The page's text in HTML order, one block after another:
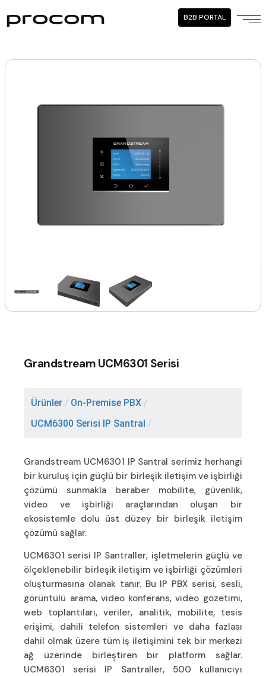
B2B.PORTAL
Grandstream UCM6301 Serisi
Ürünler / On-Premise PBX /
UCM6300 Serisi IP Santral /
Grandstream UCM6301 IP Santral serimiz herhangi
bir kuruluş için güçlü bir birleşik iletişim ve işbirliği
çözümü sunmakla beraber mobilite, güvenlik,
video ve işbirliği araçlarından oluşan bir
ekosistemle dolu üst düzey bir birleşik iletişim
çözümü sağlar.
UCM6301 serisi IP Santraller, işletmelerin güçlü ve
ölçeklenebilir birleşik iletişim ve işbirliği çözümleri
oluşturmasına olanak tanır. Bu IP PBX serisi, sesli,
görüntülü arama, video konferans, video gözetimi,
web toplantıları, veriler, analitik, mobilite, tesis
erişimi, dahili telefon sistemleri ve daha fazlası
dahil olmak üzere tüm iş iletişimini tek bir merkezi
ağ üzerinde birleştiren bir platform sağlar.
UCM6301 serisi IP Santraller, 500 kullanıcıyı